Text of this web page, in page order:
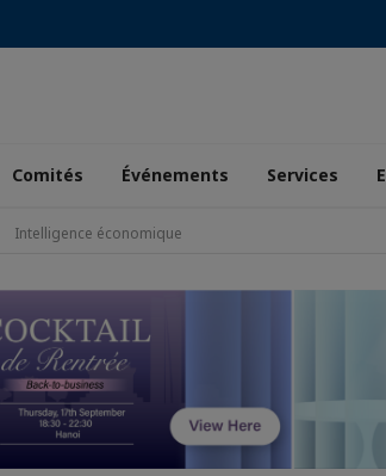
Comités Événements Services
Intelligence économique